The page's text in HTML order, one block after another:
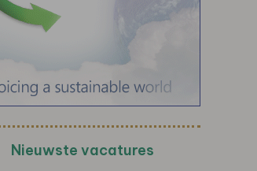
Nieuwste vacatures